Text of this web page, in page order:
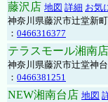
藤沢店 地図 詳細 お気
神奈川県藤沢市辻堂新
： 0466316377
テラスモール湘南店
神奈川県藤沢市辻堂神
： 0466381251
NEW湘南台店 地図